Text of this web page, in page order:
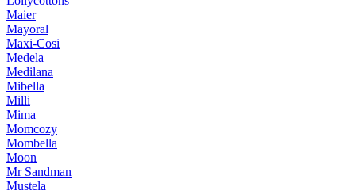
Maier
Mayoral
Maxi-Cosi
Medela
Medilana
Mibella
Milli
Mima
Momcozy
Mombella
Moon
Mr Sandman
Mustela